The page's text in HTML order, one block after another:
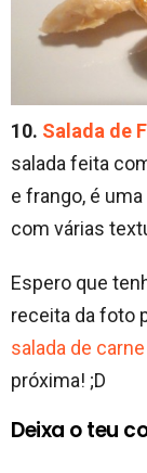
10. Salada de
salada feita
e frango, é
com várias
Espero que
receita da foto
salada de
próxima! ;D
Deixa o teu